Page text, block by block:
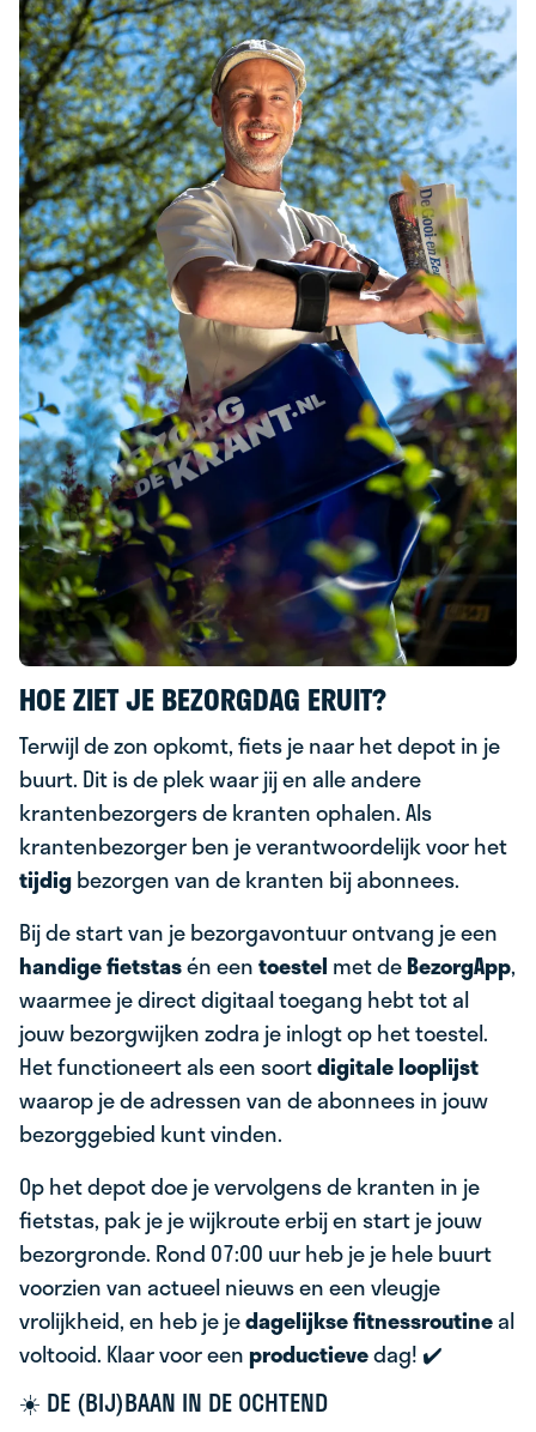
HOE ZIET JE BEZORGDAG ERUIT?
Terwijl de zon opkomt, fiets je naar het depot in je
buurt. Dit is de plek waar jij en alle andere
krantenbezorgers de kranten ophalen. Als
krantenbezorger ben je verantwoordelijk voor het
tijdigbezorgen van de kranten bij abonnees.
Bij de start van je bezorgavontuur ontvang je een
handige fietstasén eentoestel met deBezorgApp,
waarmee je direct digitaal toegang hebt tot al
jouw bezorgwijken zodra je inlogt op het toestel.
Het functioneert als een soortdigitale looplijst
waarop je de adressen van de abonnees in jouw
bezorggebied kunt vinden.
Op het depot doe je vervolgens de kranten in je
fietstas, pak je je wijkroute erbij en start je jouw
bezorgronde. Rond 07:00 uur heb je je hele buurt
voorzien van actueel nieuws en een vleugje
vrolijkheid, en heb je jedagelijkse fitnessroutineal
voltooid. Klaar voor eenproductievedag! ✔️
☀️ DE (BIJ)BAAN IN DE OCHTEND